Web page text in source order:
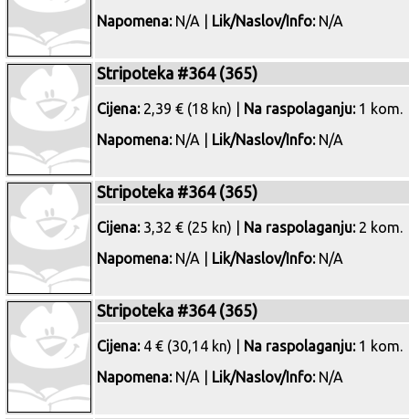
Napomena:N/A | Lik/Naslov/Info:N/A
Stripoteka #364 (365)
Cijena:2,39 € (18 kn) | Na raspolaganju:1 kom.
Napomena:N/A | Lik/Naslov/Info:N/A
Stripoteka #364 (365)
Cijena:3,32 € (25 kn) | Na raspolaganju:2 kom.
Napomena:N/A | Lik/Naslov/Info:N/A
Stripoteka #364 (365)
Cijena:4 € (30,14 kn) | Na raspolaganju:1 kom.
Napomena:N/A | Lik/Naslov/Info:N/A